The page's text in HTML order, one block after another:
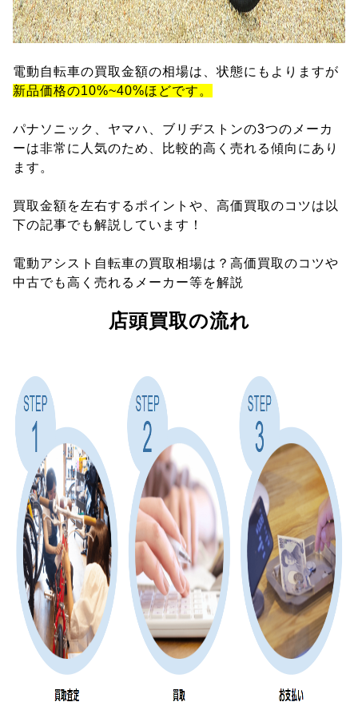
電動自転車の買取金額の相場は、状態にもよりますが
新品価格の10%~40%ほどです。
パナソニック、ヤマハ、ブリヂストンの3つのメーカ
ーは非常に人気のため、比較的高く売れる傾向にあり
ます。
買取金額を左右するポイントや、高価買取のコツは以
下の記事でも解説しています！
電動アシスト自転車の買取相場は？高価買取のコツや
中古でも高く売れるメーカー等を解説
店頭買取の流れ